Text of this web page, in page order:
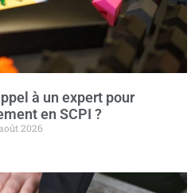
à un expert pour
en SCPI ?
2026